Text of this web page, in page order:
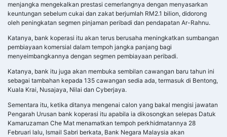
menjangka mengekalkan prestasi cemerlangnya dengan menyasarkan
keuntungan sebelum cukai dan zakat berjumlah RM2.1 bilion, didorong
oleh peningkatan segmen pinjaman peribadi dan pendapatan Ar-Rahnu.
Katanya, bank koperasi itu akan terus berusaha meningkatkan sumbangan
pembiayaan komersial dalam tempoh jangka panjang bagi
menyeimbangkannya dengan segmen pembiayaan peribadi.
Katanya, bank itu juga akan membuka sembilan cawangan baru tahun ini
sebagai tambahan kepada 135 cawangan sedia ada, termasuk di Bentong,
Kuala Krai, Nusajaya, Nilai dan Cyberjaya.
Sementara itu, ketika ditanya mengenai calon yang bakal mengisi jawatan
Pengarah Urusan bank koperasi itu apabila ia dikosongkan selepas Datuk
Kamaruzaman Che Mat menamatkan tempoh perkhidmatannya 28
Februari lalu, Ismail Sabri berkata, Bank Negara Malaysia akan